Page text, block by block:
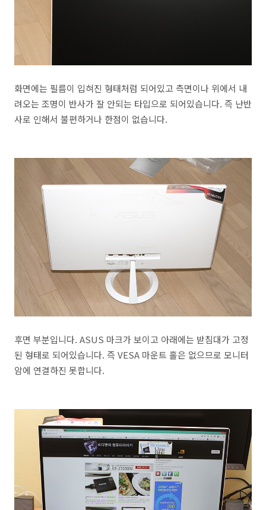
화면에는 필름이 입혀진 형태처럼 되어있고 측면이나 위에서 내
려오는 조명이 반사가 잘 안되는 타입으로 되어있습니다. 즉 난반
사로 인해서 불편하거나 한점이 없습니다.
후면 부분입니다. ASUS 마크가 보이고 아래에는 받침대가 고정
된 형태로 되어있습니다. 즉 VESA 마운트 홀은 없으므로 모니터
암에 연결하진 못합니다.